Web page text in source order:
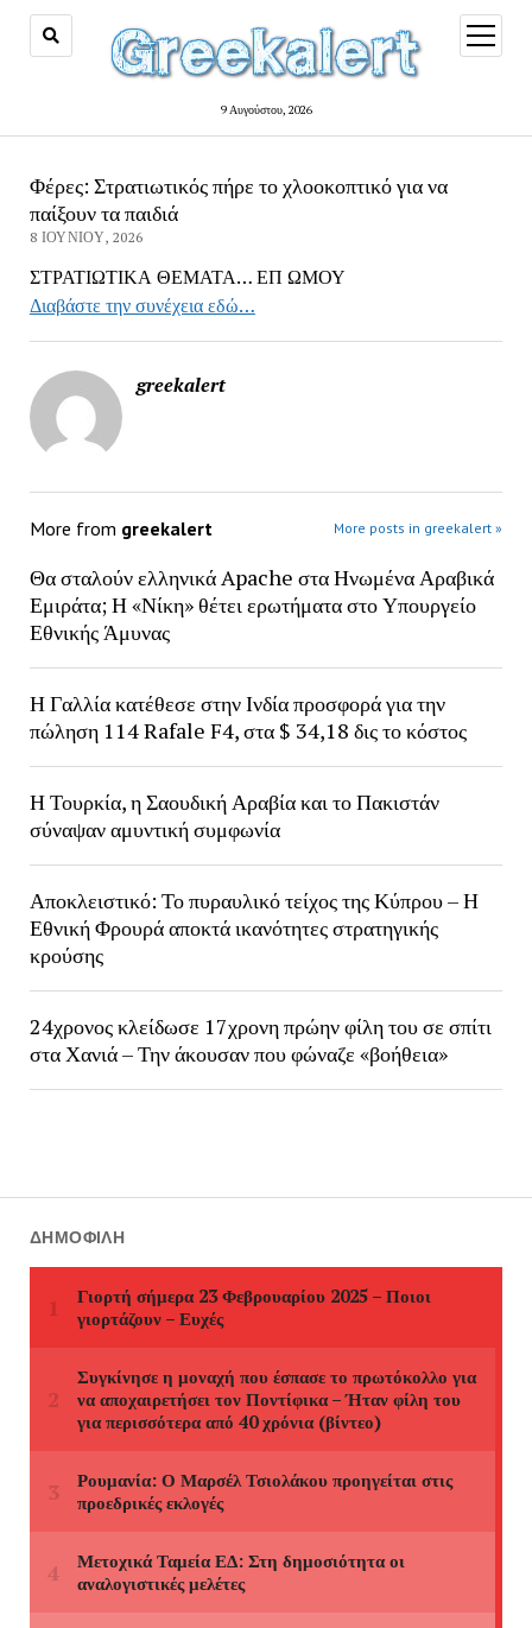
9 Αυγούστου, 2026
open
menu
Φέρες: Στρατιωτικός πήρε το χλοοκοπτικό για να
παίξουν τα παιδιά
8 ΙΟΥΝΊΟΥ, 2026
ΣΤΡΑΤΙΩΤΙΚΑ ΘΕΜΑΤΑ… ΕΠ ΩΜΟΥ
Διαβάστε την συνέχεια εδώ…
greekalert
More from greekalert More posts in greekalert »
Θα σταλούν ελληνικά Apache στα Ηνωμένα Αραβικά
Εμιράτα; Η «Νίκη» θέτει ερωτήματα στο Υπουργείο
Εθνικής Άμυνας
Η Γαλλία κατέθεσε στην Ινδία προσφορά για την
πώληση 114 Rafale F4, στα $ 34,18 δις το κόστος
Η Τουρκία, η Σαουδική Αραβία και το Πακιστάν
σύναψαν αμυντική συμφωνία
Αποκλειστικό: Το πυραυλικό τείχος της Κύπρου – Η
Εθνική Φρουρά αποκτά ικανότητες στρατηγικής
κρούσης
24χρονος κλείδωσε 17χρονη πρώην φίλη του σε σπίτι
στα Χανιά – Την άκουσαν που φώναζε «βοήθεια»
ΔΗΜΟΦΙΛΉ